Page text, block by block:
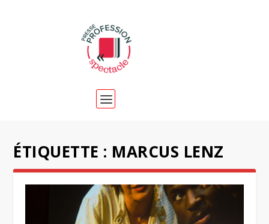
ÉTIQUETTE : MARCUS LENZ